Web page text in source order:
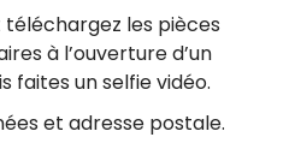
les pièces
à l’ouverture d’un
faites un selfie vidéo.
et adresse postale.